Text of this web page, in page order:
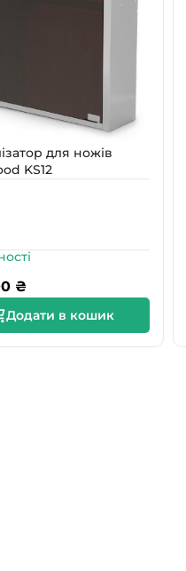
для ножів
KS12
₴
Додати в кошик